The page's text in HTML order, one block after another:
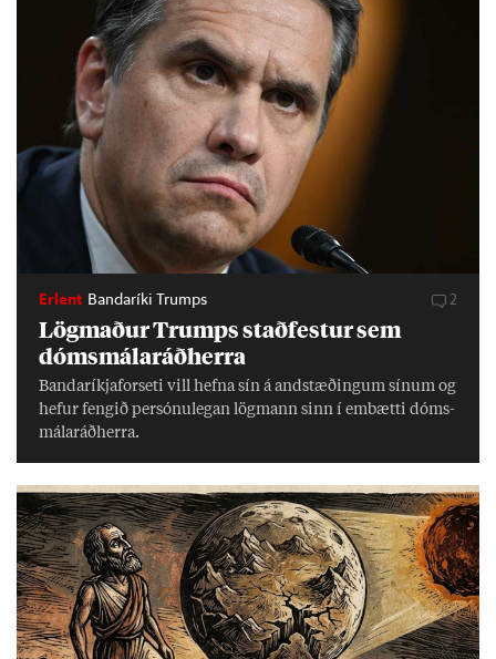
Erlent Bandaríki Trumps 2
Lög­mað­ur Trumps stað­fest­ur sem
dóms­mála­ráð­herra
Banda­ríkja­for­seti vill hefna sín á and­stæð­ing­um sín­um og
hef­ur feng­ið per­sónu­leg­an lög­mann sinn í embætti dóms­
mála­ráð­herra.